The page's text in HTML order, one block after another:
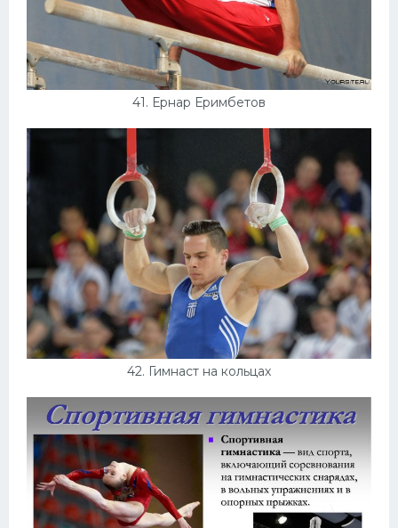
41. Ернар Еримбетов
42. Гимнаст на кольцах